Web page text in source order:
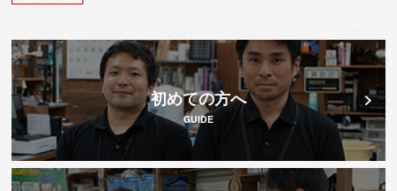
初めての方へ
GUIDE